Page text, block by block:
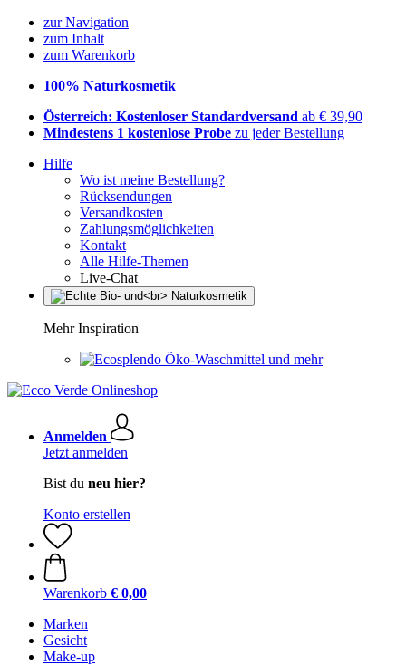
zur Navigation
zum Inhalt
zum Warenkorb
100% Naturkosmetik
Österreich: Kostenloser Standardversand ab € 39,90
Mindestens 1 kostenlose Probe zu jeder Bestellung
Hilfe
Wo ist meine Bestellung?
Rücksendungen
Versandkosten
Zahlungsmöglichkeiten
Kontakt
Alle Hilfe-Themen
Live-Chat
Mehr Inspiration
Öko-Waschmittel und mehr
Anmelden
Jetzt anmelden
Bist du neu hier?
Konto erstellen
Warenkorb € 0,00
Marken
Gesicht
Make-up